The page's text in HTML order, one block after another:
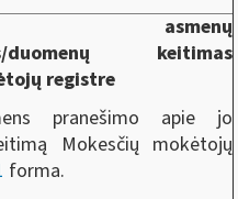
asmenų
duomenų keitimas
registre
pranešimo apie jo
Mokesčių mokėtojų
forma.